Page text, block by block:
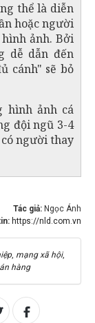
thể là diễn
hoặc người
ảnh. Bởi
dễ dẫn đến
cánh" sẽ bỏ
hình ảnh cá
đội ngũ 3-4
người thay
Tác giả: Ngọc Ánh
https://nld.com.vn
, mạng xã hội,
hàng